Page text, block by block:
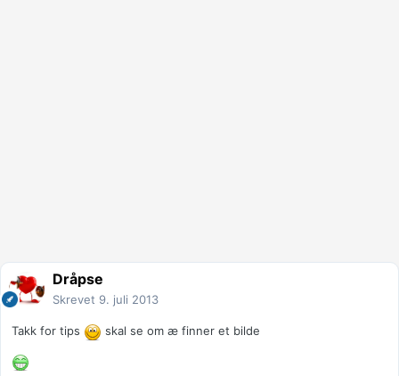
Dråpse
Skrevet 9. juli 2013
Takk for tips skal se om æ finner et bilde